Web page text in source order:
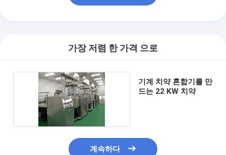
가장 저렴 한 가격 으로
기계 치약 혼합기를 만
드는 22 KW 치약
계속하다